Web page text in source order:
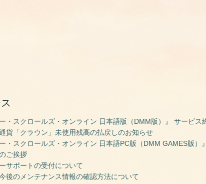
ー・スクロールズ・オンライン 日本語版（DMM版）』 サービス
貨「クラウン」未使用残高の払戻しのお知らせ
ー・スクロールズ・オンライン 日本語PC版（DMM GAMES版）
ご挨拶
サポートの受付について
今後のメンテナンス情報の確認方法について